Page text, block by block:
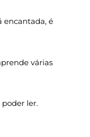
encantada, é
várias
ler.